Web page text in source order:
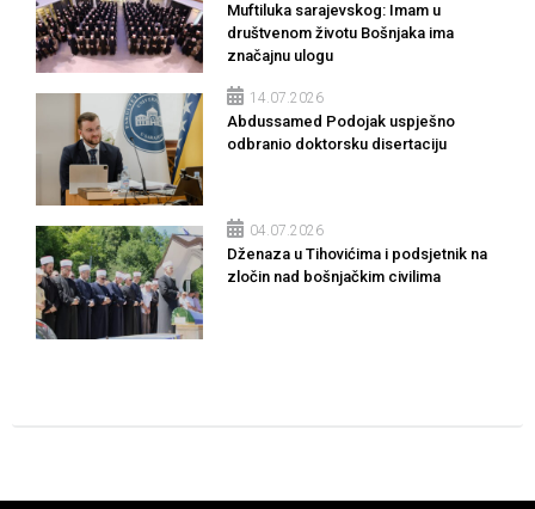
Muftiluka sarajevskog: Imam u
društvenom životu Bošnjaka ima
značajnu ulogu
14.07.2026
Abdussamed Podojak uspješno
odbranio doktorsku disertaciju
04.07.2026
Dženaza u Tihovićima i podsjetnik na
zločin nad bošnjačkim civilima